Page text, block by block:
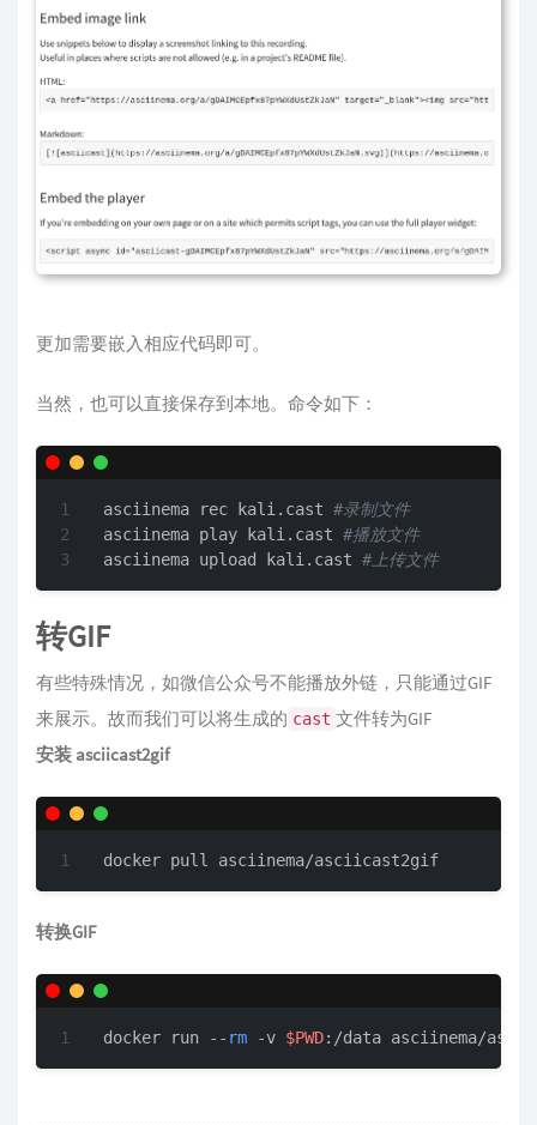
更加需要嵌入相应代码即可。
当然，也可以直接保存到本地。命令如下：
asciinema rec kali.cast #录制文件
asciinema play kali.cast #播放文件
asciinema upload kali.cast #上传文件
转GIF
有些特殊情况，如微信公众号不能播放外链，只能通过GIF
来展示。故而我们可以将生成的 cast 文件转为GIF
安装 asciicast2gif
docker pull asciinema/asciicast2gif
转换GIF
docker run -- rm -v $PWD:/data asciinema/